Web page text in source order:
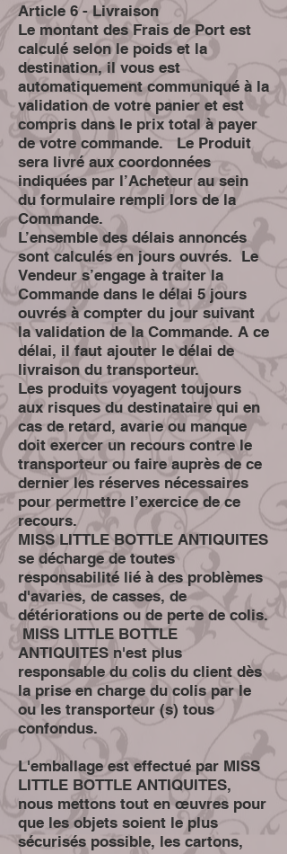
Article 6 - Livraison
Le montant des Frais de Port est
calculé selon le poids et la
destination, il vous est
automatiquement communiqué à la
validation de votre panier et est
compris dans le prix total à payer
de votre commande. Le Produit
sera livré aux coordonnées
indiquées par l’Acheteur au sein
du formulaire rempli lors de la
Commande.
L’ensemble des délais annoncés
sont calculés en jours ouvrés. Le
Vendeur s’engage à traiter la
Commande dans le délai 5 jours
ouvrés à compter du jour suivant
la validation de la Commande. A ce
délai, il faut ajouter le délai de
livraison du transporteur.
Les produits voyagent toujours
aux risques du destinataire qui en
cas de retard, avarie ou manque
doit exercer un recours contre le
transporteur ou faire auprès de ce
dernier les réserves nécessaires
pour permettre l’exercice de ce
recours.
MISS LITTLE BOTTLE ANTIQUITES
se décharge de toutes
responsabilité lié à des problèmes
d'avaries, de casses, de
détériorations ou de perte de colis.
MISS LITTLE BOTTLE
ANTIQUITES n'est plus
responsable du colis du client dès
la prise en charge du colis par le
ou les transporteur (s) tous
confondus.
L'emballage est effectué par MISS
LITTLE BOTTLE ANTIQUITES,
nous mettons tout en œuvres pour
que les objets soient le plus
sécurisés possible, les cartons,